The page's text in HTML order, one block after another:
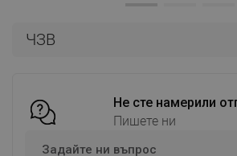
ЧЗВ
Не сте намерили
Пишете ни
Задайте ни въпрос
Добави в количката